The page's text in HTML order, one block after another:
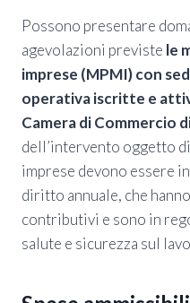
Possono presentare
agevolazioni previste le
imprese (MPMI) con
operativa iscritte e
Camera di Commercio
dell’intervento oggetto
imprese devono essere
diritto annuale, che
contributivi e sono in
salute e sicurezza sul